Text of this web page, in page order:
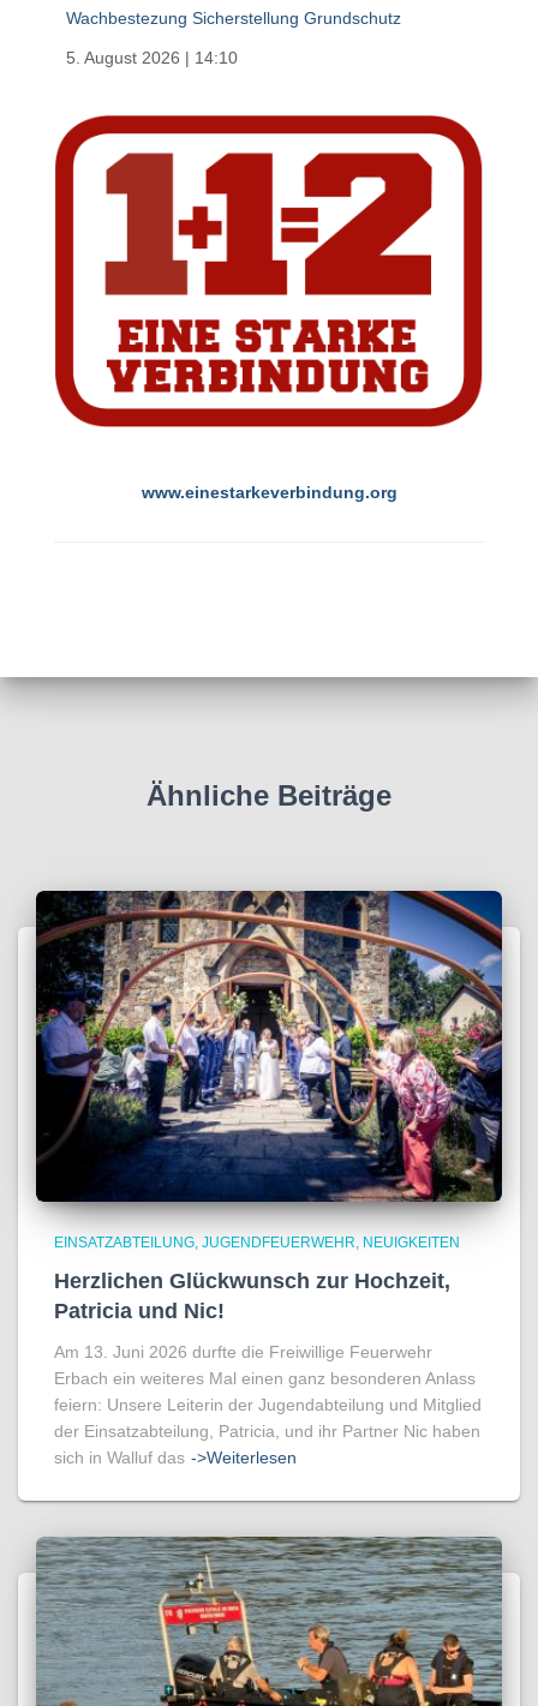
Wachbestezung Sicherstellung Grundschutz
5. August 2026 | 14:10
www.einestarkeverbindung.org
Ähnliche Beiträge
EINSATZABTEILUNG JUGENDFEUERWEHR NEUIGKEITEN
Herzlichen Glückwunsch zur Hochzeit,
Patricia und Nic!
Am 13. Juni 2026 durfte die Freiwillige Feuerwehr
Erbach ein weiteres Mal einen ganz besonderen Anlass
feiern: Unsere Leiterin der Jugendabteilung und Mitglied
der Einsatzabteilung, Patricia, und ihr Partner Nic haben
sich in Walluf das ->Weiterlesen